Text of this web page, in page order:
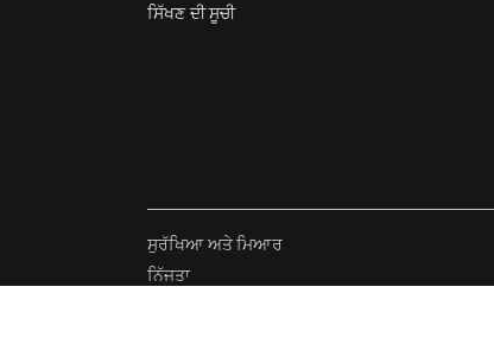
ਸਿੱਖਣ ਦੀ ਸੂਚੀ
ਸੁਰੱਖਿਆ ਅਤੇ ਮਿਆਰ
ਨਿੱਜਤਾ